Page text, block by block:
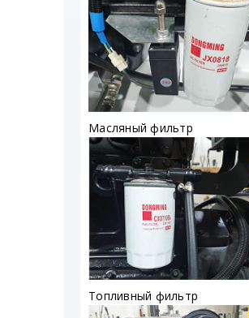
Масляный фильтр
Топливный фильтр